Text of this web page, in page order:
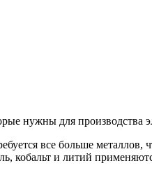
нужны для производства
все больше
кобальт и литий